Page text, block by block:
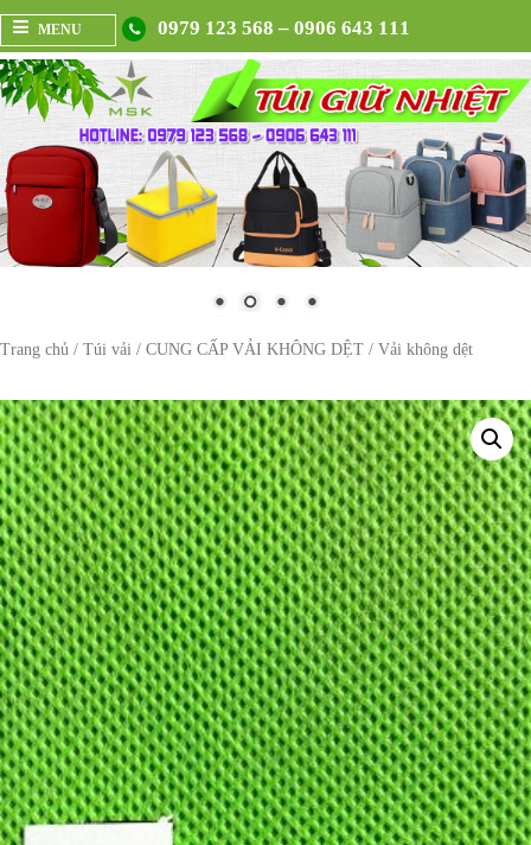
MENU 0979 123 568 – 0906 643 111
Trang chủ / Túi vải / CUNG CẤP VẢI KHÔNG DỆT / Vải không dệt